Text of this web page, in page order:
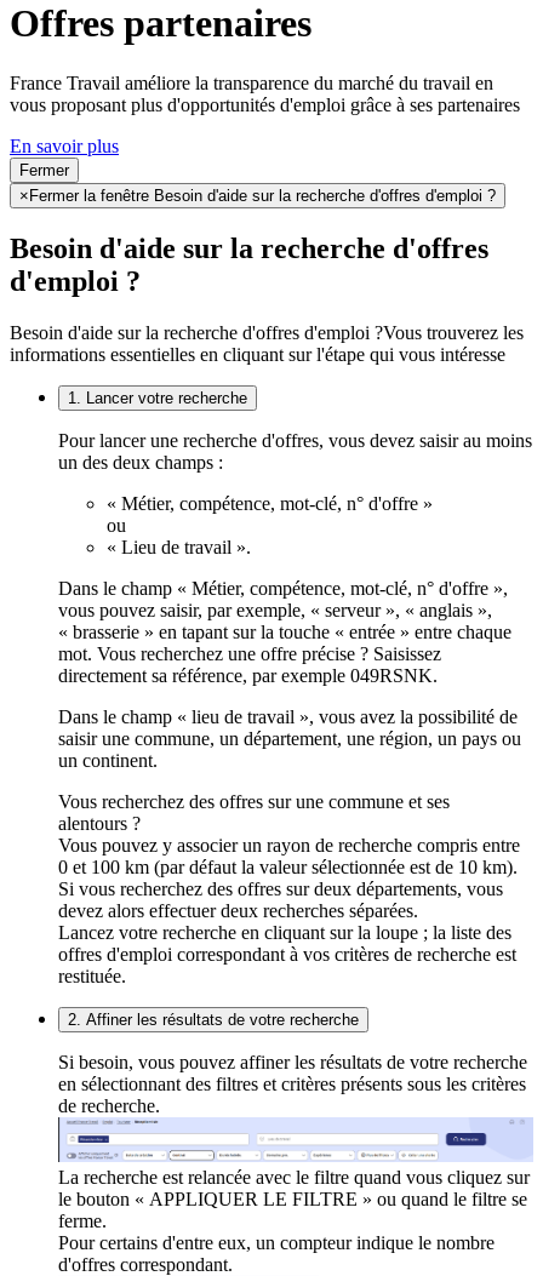
Offres partenaires
France Travail améliore la transparence du marché du travail en
vous proposant plus d'opportunités d'emploi grâce à ses partenaires
En savoir plus
Fermer
×Fermer la fenêtre Besoin d'aide sur la recherche d'offres d'emploi ?
Besoin d'aide sur la recherche d'offres
d'emploi ?
Besoin d'aide sur la recherche d'offres d'emploi ?Vous trouverez les
informations essentielles en cliquant sur l'étape qui vous intéresse
1. Lancer votre recherche
Pour lancer une recherche d'offres, vous devez saisir au moins
un des deux champs :
« Métier, compétence, mot-clé, n° d'offre »
ou
« Lieu de travail ».
Dans le champ « Métier, compétence, mot-clé, n° d'offre »,
vous pouvez saisir, par exemple, « serveur », « anglais »,
« brasserie » en tapant sur la touche « entrée » entre chaque
mot. Vous recherchez une offre précise ? Saisissez
directement sa référence, par exemple 049RSNK.
Dans le champ « lieu de travail », vous avez la possibilité de
saisir une commune, un département, une région, un pays ou
un continent.
Vous recherchez des offres sur une commune et ses
alentours ?
Vous pouvez y associer un rayon de recherche compris entre
0 et 100 km (par défaut la valeur sélectionnée est de 10 km).
Si vous recherchez des offres sur deux départements, vous
devez alors effectuer deux recherches séparées.
Lancez votre recherche en cliquant sur la loupe ; la liste des
offres d'emploi correspondant à vos critères de recherche est
restituée.
2. Affiner les résultats de votre recherche
Si besoin, vous pouvez affiner les résultats de votre recherche
en sélectionnant des filtres et critères présents sous les critères
de recherche.
La recherche est relancée avec le filtre quand vous cliquez sur
le bouton « APPLIQUER LE FILTRE » ou quand le filtre se
ferme.
Pour certains d'entre eux, un compteur indique le nombre
d'offres correspondant.